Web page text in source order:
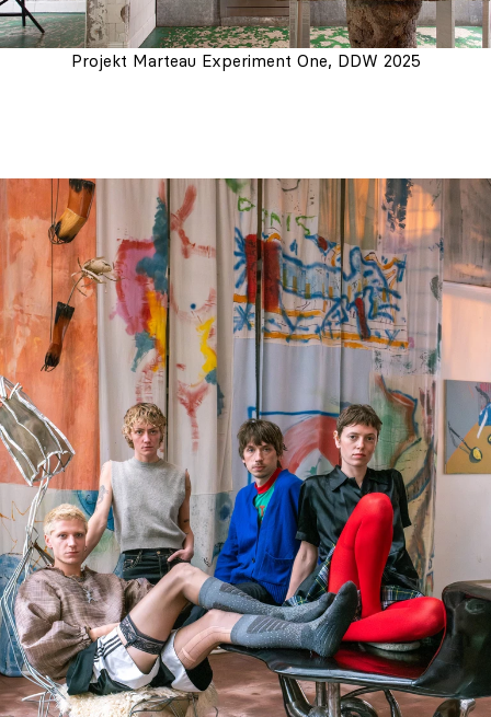
Projekt Marteau Experiment One, DDW 2025